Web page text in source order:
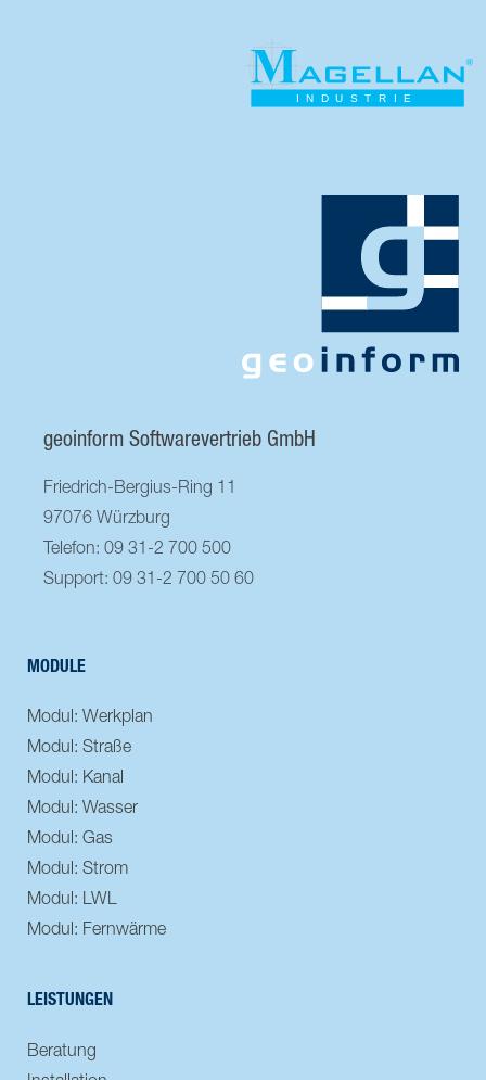
geoinform Softwarevertrieb GmbH
Friedrich-Bergius-Ring 11
97076 Würzburg
Telefon: 09 31-2 700 500
Support: 09 31-2 700 50 60
MODULE
Modul: Werkplan
Modul: Straße
Modul: Kanal
Modul: Wasser
Modul: Gas
Modul: Strom
Modul: LWL
Modul: Fernwärme
LEISTUNGEN
Beratung